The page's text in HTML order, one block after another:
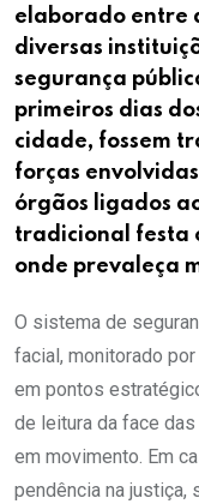
elaborado entre
diversas
segurança
primeiros dias
cidade, fossem
forças
órgãos ligados
tradicional festa
onde prevaleça
O sistema de
facial, monitorado
em pontos
de leitura da face
em movimento. Em
pendência na justiça,